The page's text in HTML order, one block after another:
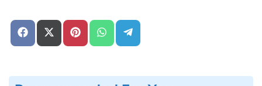
Share
on
Share
on
Share
on
Share
on
on